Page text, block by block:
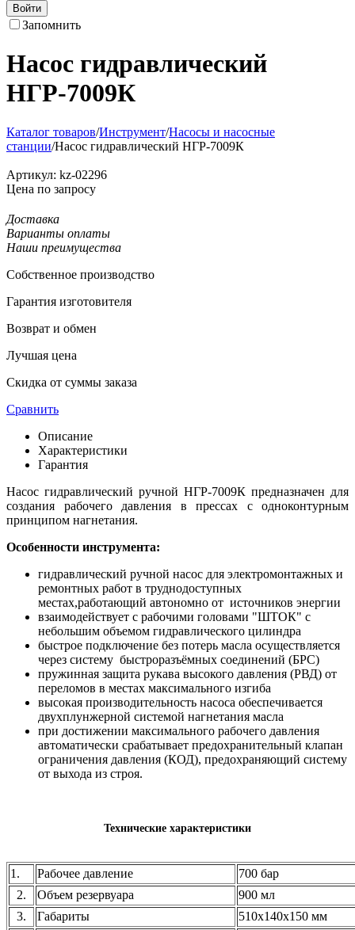
Войти
Запомнить
Насос гидравлический
НГР-7009К
Каталог товаров/Инструмент/Насосы и насосные
станции/Насос гидравлический НГР-7009К
Артикул: kz-02296
Цена по запросу
Доставка
Варианты оплаты
Наши преимущества
Собственное производство
Гарантия изготовителя
Возврат и обмен
Лучшая цена
Скидка от суммы заказа
Сравнить
Описание
Характеристики
Гарантия
Насос гидравлический ручной НГР-7009К предназначен для
создания рабочего давления в прессах с одноконтурным
принципом нагнетания.
Особенности инструмента:
гидравлический ручной насос для электромонтажных и
ремонтных работ в труднодоступных
местах,работающий автономно от источников энергии
взаимодействует с рабочими головами "ШТОК" с
небольшим объемом гидравлического цилиндра
быстрое подключение без потерь масла осуществляется
через систему быстроразъёмных соединений (БРС)
пружинная защита рукава высокого давления (РВД) от
переломов в местах максимального изгиба
высокая производительность насоса обеспечивается
двухплунжерной системой нагнетания масла
при достижении максимального рабочего давления
автоматически срабатывает предохранительный клапан
ограничения давления (КОД), предохраняющий систему
от выхода из строя.
Технические характеристики
1. Рабочее давление
700 бар
2.
Объем резервуара
900 мл
3.
Габариты 510х140х150 мм